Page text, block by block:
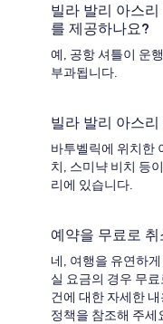
빌라 발리 아스
를 제공하나요?
예, 공항 셔틀이 운
부과됩니다.
빌라 발리 아스
바투벨릭에 위치한
치, 스미냑 비치 등
리에 있습니다.
예약을 무료로
네, 여행을 유연하
실 요금의 경우 무
건에 대한 자세한
정책을 참조해 주세